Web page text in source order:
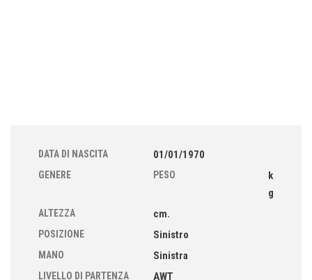
DATA DI NASCITA 01/01/1970
GENERE PESO
k
g
ALTEZZA cm.
POSIZIONE Sinistro
MANO Sinistra
LIVELLO DI PARTENZA AWT